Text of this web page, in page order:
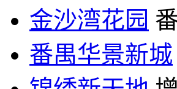
金沙湾花园
番禺华景新城